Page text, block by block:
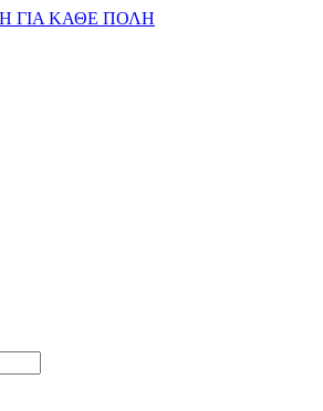
ΓΙΑ ΚΑΘΕ ΠΟΛΗ